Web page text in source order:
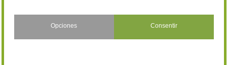
Opciones Consentir